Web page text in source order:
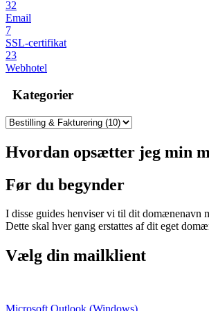
32
Email
7
SSL-certifikat
23
Webhotel
Kategorier
Hvordan opsætter jeg min
Før du begynder
I disse guides henviser vi til dit domænenavn
Dette skal hver gang erstattes af dit eget
Vælg din mailklient